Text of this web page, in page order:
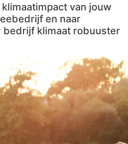
van jouw
en naar
bedrijf klimaat robuuster